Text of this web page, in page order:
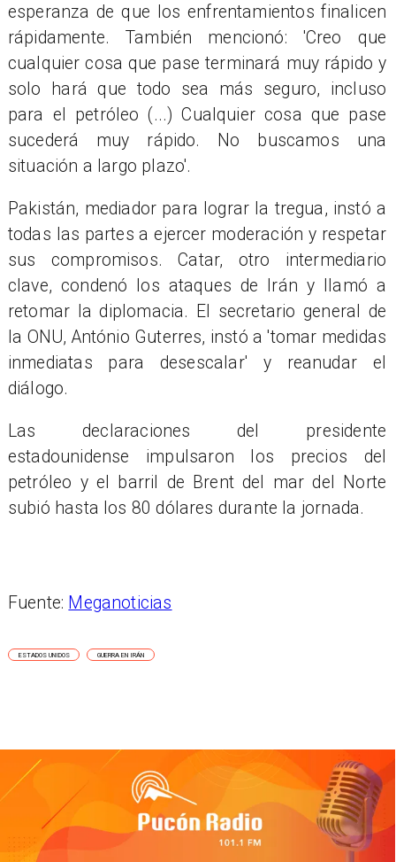
esperanza de que los enfrentamientos finalicen
rápidamente. También mencionó: 'Creo que
cualquier cosa que pase terminará muy rápido y
solo hará que todo sea más seguro, incluso
para el petróleo (...) Cualquier cosa que pase
sucederá muy rápido. No buscamos una
situación a largo plazo'.
Pakistán, mediador para lograr la tregua, instó a
todas las partes a ejercer moderación y respetar
sus compromisos. Catar, otro intermediario
clave, condenó los ataques de Irán y llamó a
retomar la diplomacia. El secretario general de
la ONU, António Guterres, instó a 'tomar medidas
inmediatas para desescalar' y reanudar el
diálogo.
Las declaraciones del presidente
estadounidense impulsaron los precios del
petróleo y el barril de Brent del mar del Norte
subió hasta los 80 dólares durante la jornada.
Fuente: Meganoticias
ESTADOS UNIDOS GUERRA EN IRÁN